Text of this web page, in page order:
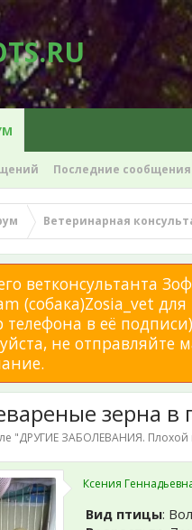
Последние сообщения
Ветеринарная
ветконсультанта
(собака)Zosia_vet
телефона в её
не отправляйте
зерна в
"ДРУГИЕ ЗАБОЛЕВАНИЯ. Плохой
Ксения
Вид птицы: